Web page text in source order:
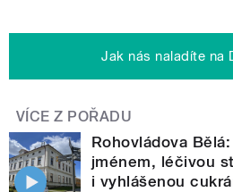
Jak nás naladíte na
VÍCE Z POŘADU
Rohovládova
jménem, léčivou
i vyhlášenou